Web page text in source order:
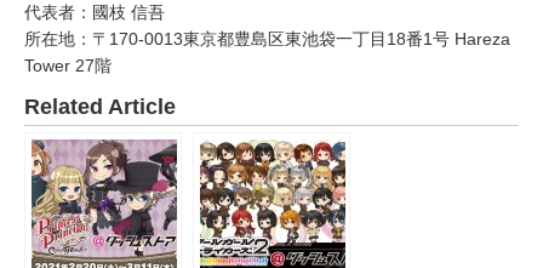
代表者：國枝 信吾
所在地：〒170-0013東京都豊島区東池袋一丁目18番1号 Hareza
Tower 27階
Related Article